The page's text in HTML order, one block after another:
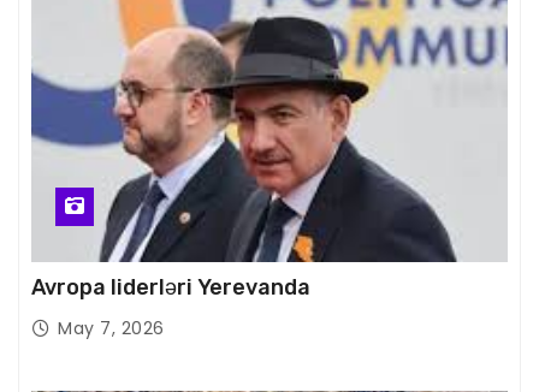
Avropa liderləri Yerevanda
May 7, 2026